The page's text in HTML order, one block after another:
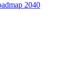
2040